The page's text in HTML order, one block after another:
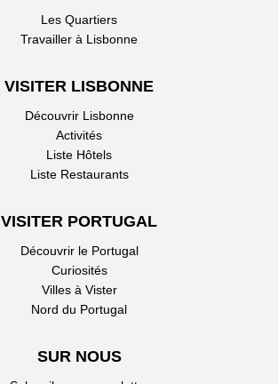
Les Quartiers
Travailler à Lisbonne
VISITER LISBONNE
Découvrir Lisbonne
Activités
Liste Hôtels
Liste Restaurants
VISITER PORTUGAL
Découvrir le Portugal
Curiosités
Villes à Vister
Nord du Portugal
SUR NOUS